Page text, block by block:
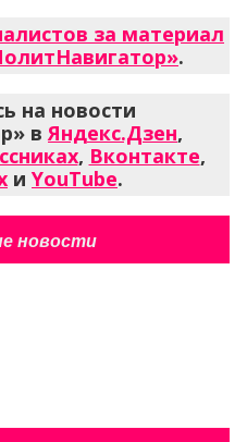
за материал
.
на новости
в Яндекс.Дзен,
, Вконтакте,
и YouTube.
новости